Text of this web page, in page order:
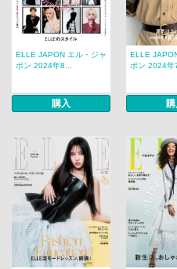
ELLE JAPON エル・ジャ
ポン 2024年8...
購入
ELLE
ポン 2024年
購